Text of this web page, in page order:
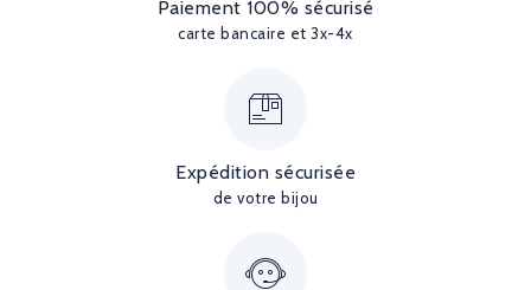
Paiement 100% sécurisé
carte bancaire et 3x-4x
Expédition sécurisée
de votre bijou